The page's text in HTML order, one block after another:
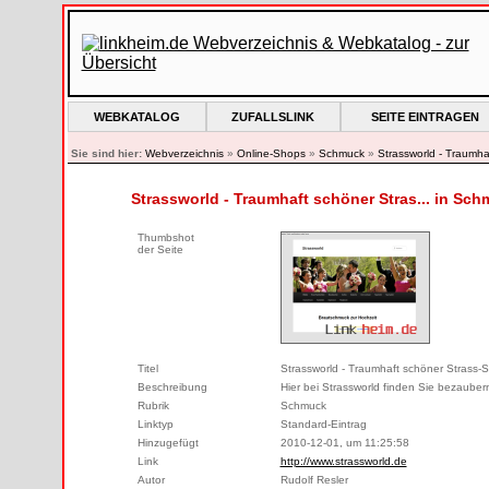
WEBKATALOG ZUFALLSLINK SEITE EINTRAGEN
Sie sind hier: Webverzeichnis» Online-Shops» Schmuck» Strassworld -
Strassworld - Traumhaft schöner Stras... in
Thumbshot
der Seite
Titel
Strassworld - Traumhaft schöner Strass-
Beschreibung
Hier bei Strassworld finden Sie
Rubrik
Schmuck
Linktyp
Standard-Eintrag
Hinzugefügt
2010-12-01, um 11:25:58
Link
http://www.strassworld.de
Autor
Rudolf Resler